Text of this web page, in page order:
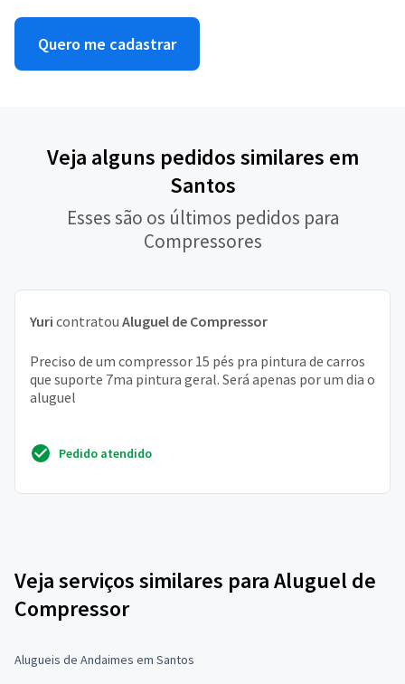
Quero me cadastrar
Veja alguns pedidos similares em
Santos
Esses são os últimos pedidos para
Compressores
Yuri contratou Aluguel de Compressor
Preciso de um compressor 15 pés pra pintura de carros
que suporte 7ma pintura geral. Será apenas por um dia o
aluguel
Pedido atendido
Veja serviços similares para Aluguel de
Compressor
Alugueis de Andaimes em Santos